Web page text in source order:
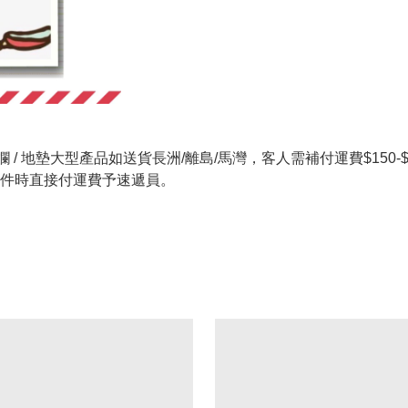
/ 地墊大型產品如送貨長洲/離島/馬灣，客人需補付運費
時直接付運費予速遞員。